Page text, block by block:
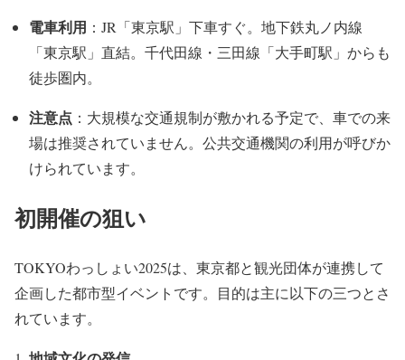
電車利用 ：JR「東京駅」下車すぐ。地下鉄丸ノ内線
「東京駅」直結。千代田線・三田線「大手町駅」からも
徒歩圏内。
注意点 ：大規模な交通規制が敷かれる予定で、車での来
場は推奨されていません。公共交通機関の利用が呼びか
けられています。
初開催の狙い
TOKYOわっしょい2025は、東京都と観光団体が連携して
企画した都市型イベントです。目的は主に以下の三つとさ
れています。